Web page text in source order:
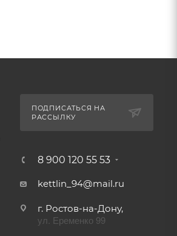
ПОДПИСАТЬСЯ НА
РАССЫЛКУ
8 900 120 55 53
kettlin_94@mail.ru
г. Ростов-на-Дону,
ул. Еременко 99